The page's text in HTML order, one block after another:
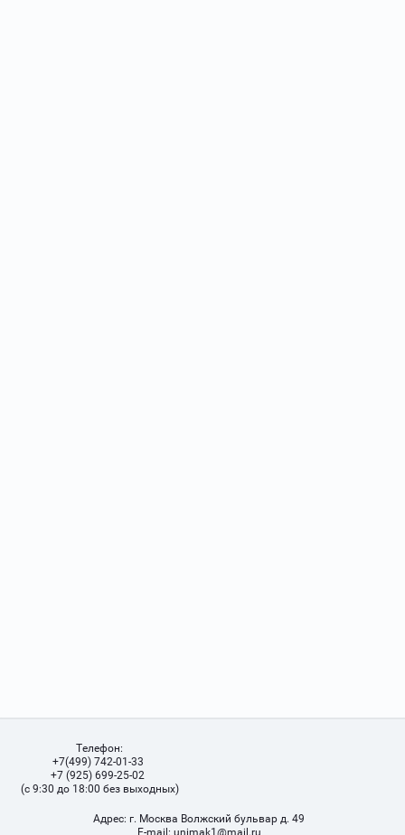
Телефон:
+7(499) 742-01-33
+7 (925) 699-25-02
(с 9:30 до 18:00 без выходных)
Адрес: г. Москва Волжский бульвар д. 49
Е-mail: unimak1@mail.ru